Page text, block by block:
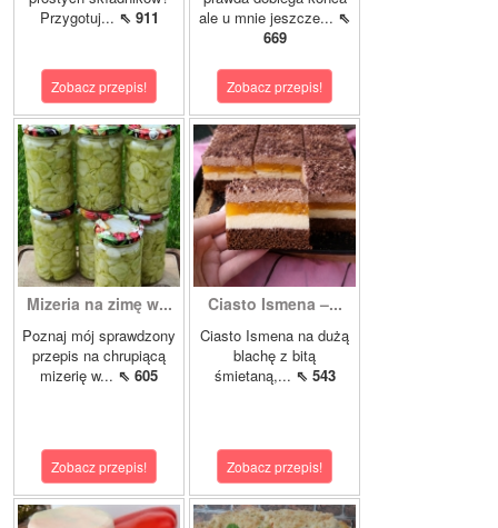
Przygotuj... ⇖ 911
Zobacz przepis!
ale u mnie jeszcze... ⇖
669
Zobacz przepis!
Mizeria na zimę w...
Poznaj mój sprawdzony
przepis na chrupiącą
mizerię w... ⇖ 605
Zobacz przepis!
Ciasto Ismena –...
Ciasto Ismena na dużą
blachę z bitą
śmietaną,... ⇖ 543
Zobacz przepis!